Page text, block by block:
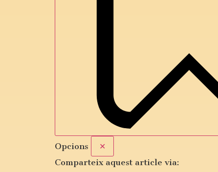
Opcions
✕
Comparteix aquest article via: